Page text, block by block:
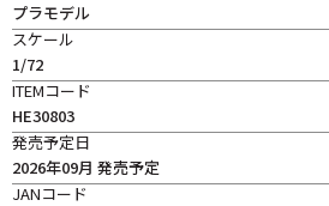
プラモデル
スケール
1/72
ITEMコード
HE30803
発売予定日
2026年09月 発売予定
JANコード